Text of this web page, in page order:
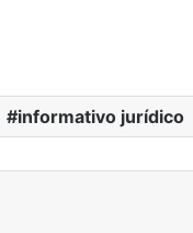
informativo jurídico